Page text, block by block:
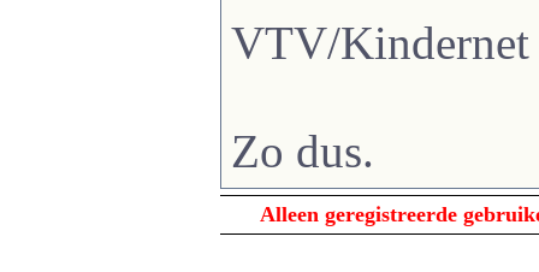
VTV/Kindernet
Zo dus.
Alleen geregistreerde